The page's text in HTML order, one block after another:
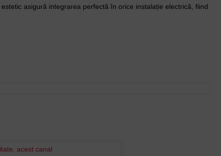
asigură integrarea perfectă în orice instalație electrică, fiind